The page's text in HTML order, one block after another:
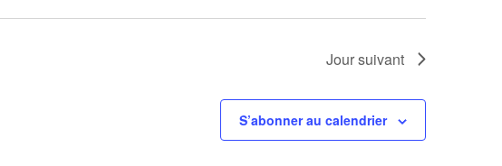
Jour suivant
S’abonner au calendrier